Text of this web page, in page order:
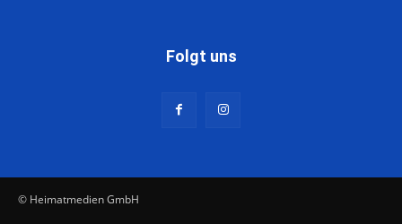
Folgt uns
© Heimatmedien GmbH